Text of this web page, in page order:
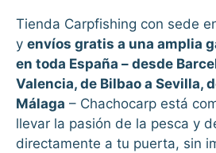
Tienda Carpfishing con sede
y envíos gratis a una amplia
en toda España – desde
Valencia, de Bilbao a Sevilla,
Málaga – Chachocarp está
llevar la pasión de la pesca y
directamente a tu puerta, sin